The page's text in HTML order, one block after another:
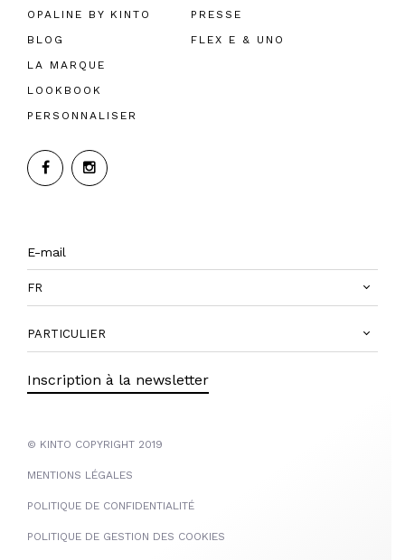
OPALINE BY KINTO
BLOG
LA MARQUE
LOOKBOOK
PERSONNALISER
PRESSE
FLEX E & UNO
FR
PARTICULIER
Inscription à la newsletter
© KINTO COPYRIGHT 2019
MENTIONS LÉGALES
POLITIQUE DE CONFIDENTIALITÉ
POLITIQUE DE GESTION DES COOKIES